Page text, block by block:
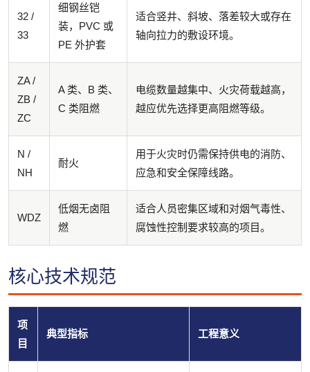
32 /
33
细钢丝铠
装，PVC 或
PE 外护套
适合竖井、斜坡、落差较大或存在
轴向拉力的敷设环境。
ZA /
ZB /
ZC
A 类、B 类、
C 类阻燃
电缆数量越集中、火灾荷载越高，
越应优先选择更高阻燃等级。
N /
NH
耐火
用于火灾时仍需保持供电的消防、
应急和安全保障线路。
WDZ
低烟无卤阻
燃
适合人员密集区域和对烟气毒性、
腐蚀性控制要求较高的项目。
核心技术规范
项
目
典型指标 工程意义